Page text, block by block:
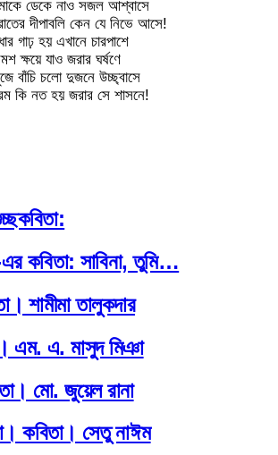
ডেকে নাও সজল আশ্বাসে
দীপাবলি কেন যে নিভে আসে!
গাঢ় হয় এখানে চারপাশে
ক্ষয়ে যাও জরার ঘর্ষণে
বাঁচি চলো দুজনে উচ্ছ্বাসে
কি নত হয় জরার সে শাসনে!
কবিতা: সাবিনা, তুমি…
শামীমা তালুকদার
এম. এ. মাসুদ মিঞা
মো. জুয়েল রানা
কবিতা। সেতু নাঈম